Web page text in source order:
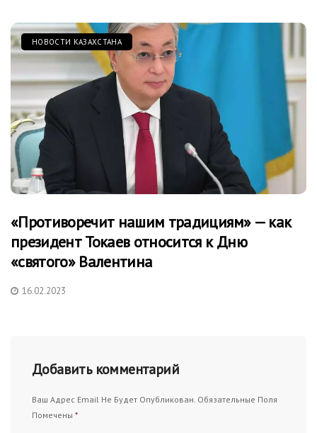
НОВОСТИ КАЗАХСТАНА
«Противоречит нашим традициям» — как
президент Токаев относится к Дню
«святого» Валентина
16.02.2023
Добавить комментарий
Ваш Адрес Email Не Будет Опубликован. Обязательные Поля
Помечены *